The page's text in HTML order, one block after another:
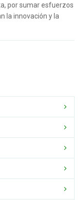
por sumar esfuerzos
la innovación y la